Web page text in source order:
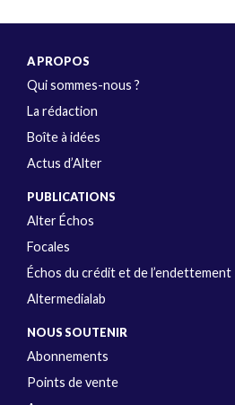
A PROPOS
Qui sommes-nous ?
La rédaction
Boîte à idées
Actus d’Alter
PUBLICATIONS
Alter Échos
Focales
Échos du crédit et de l’endettement
Altermedialab
NOUS SOUTENIR
Abonnements
Points de vente